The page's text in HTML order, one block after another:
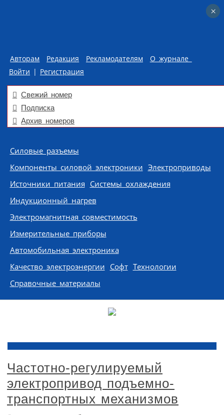
Авторам Редакция Рекламодателям
О журнале
Войти | Регистрация
Свежий номер
Подписка
Архив номеров
Skip to content
Силовые разъемы
Компоненты силовой электроники Электроприводы
Источники питания Системы охлаждения
Индукционный нагрев
Электромагнитная совместимость
Измерительные приборы
Автомобильная электроника
Качество электроэнергии Софт Технологии
Справочные материалы
Частотно-регулируемый
электропривод подъемно-
транспортных механизмов
×
×